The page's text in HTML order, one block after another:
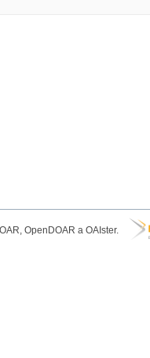
OpenDOAR a OAIster.